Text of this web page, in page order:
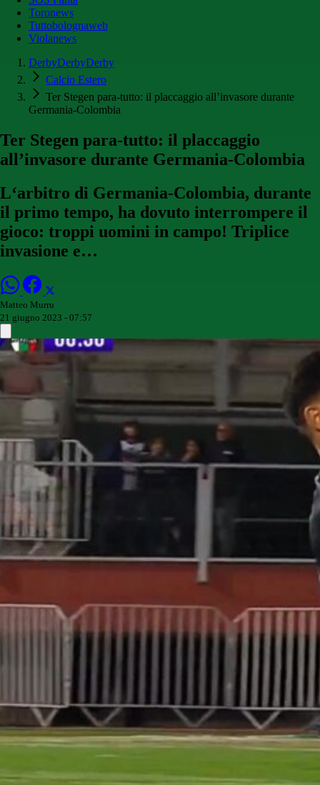
Toronews
Tuttobolognaweb
Violanews
DerbyDerbyDerby
Calcio Estero
Ter Stegen para-tutto: il placcaggio all’invasore durante
Germania-Colombia
Ter Stegen para-tutto: il placcaggio
all’invasore durante Germania-Colombia
L‘arbitro di Germania-Colombia, durante
il primo tempo, ha dovuto interrompere il
gioco: troppi uomini in campo! Triplice
invasione e…
Matteo Murru
21 giugno 2023 - 07:57